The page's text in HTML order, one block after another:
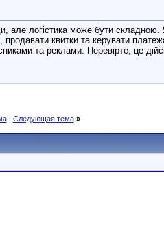
але логістика може бути
квитки та керувати
та реклами. Перевірте, це
| Следующая тема »